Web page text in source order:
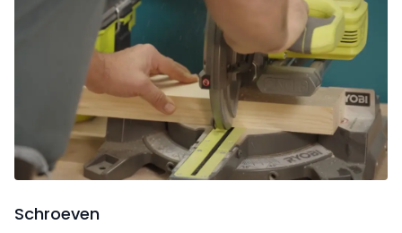
Schroeven